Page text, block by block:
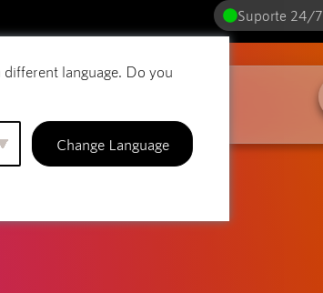
Suporte 24/7
SiteBuilder
language. Do you
Change Language